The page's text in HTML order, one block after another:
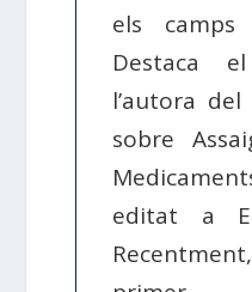
els
Destaca
l’autora
sobre
editat a